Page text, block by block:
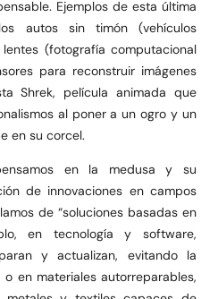
Ejemplos de esta última
autos sin timón (vehículos
(fotografía computacional
para reconstruir imágenes
Shrek, película animada que
al poner a un ogro y un
en su corcel.
en la medusa y su
de innovaciones en campos
de “soluciones basadas en
en tecnología y software,
y actualizan, evitando la
en materiales autorreparables,